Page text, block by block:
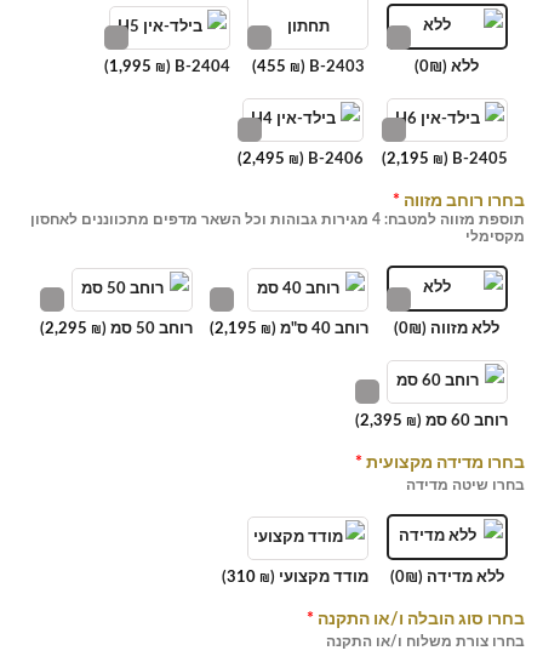
ללא (0₪) B-2403 (
455 ₪
)
B-2404 (
1,995 ₪
)
B-2405 (
2,195 ₪
)
B-2406 (
2,495 ₪
)
בחרו רוחב מזווה *
תוספת מזווה למטבח: 4 מגירות גבוהות וכל השאר מדפים מתכווננים לאחסון
מקסימלי
ללא מזווה (0₪) רוחב 40 ס"מ ( 2,195 ₪
) רוחב 50 סמ ( 2,295 ₪
)
רוחב 60 סמ ( 2,395 ₪
)
בחרו מדידה מקצועית *
בחרו שיטה מדידה
ללא מדידה (0₪) מודד מקצועי ( 310 ₪
)
בחרו סוג הובלה ו/או התקנה *
בחרו צורת משלוח ו/או התקנה